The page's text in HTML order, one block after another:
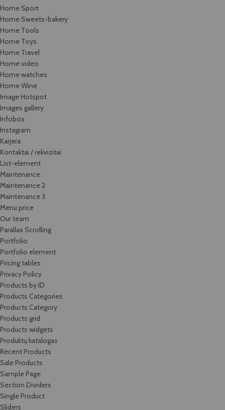
Home Sport
Home Sweets-bakery
Home Tools
Home Toys
Home Travel
Home video
Home watches
Home Wine
Image Hotspot
Images gallery
Infobox
Instagram
Karjera
Kontaktai / rekvizitai
List-element
Maintenance
Maintenance 2
Maintenance 3
Menu price
Our team
Parallax Scrolling
Portfolio
Portfolio element
Pricing tables
Privacy Policy
Products by ID
Products Categories
Products Category
Products grid
Products widgets
Produktų katalogas
Recent Products
Sale Products
Sample Page
Section Dividers
Single Product
Sliders